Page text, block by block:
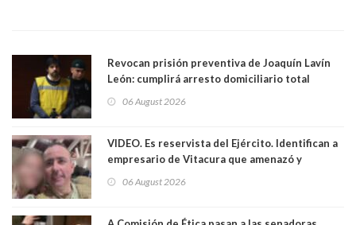
Revocan prisión preventiva de Joaquín Lavín
León: cumplirá arresto domiciliario total
06 August 2026
VIDEO. Es reservista del Ejército. Identifican a
empresario de Vitacura que amenazó y
al "ring raja". Se trata de Andrés Arrieta y la
06 August 2026